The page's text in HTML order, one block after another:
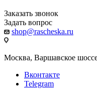
Заказать звонок
Задать вопрос
shop@rascheska.ru
Москва, Варшавское
Вконтакте
Telegram